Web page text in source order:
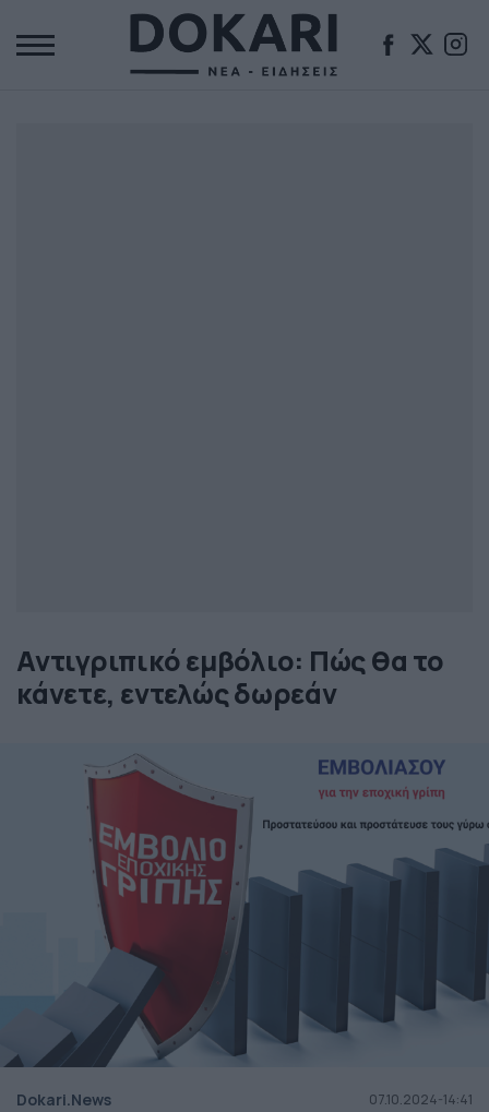
Αντιγριπικό εμβόλιο: Πώς θα το
κάνετε, εντελώς δωρεάν
Dokari.News 07.10.2024-14:41